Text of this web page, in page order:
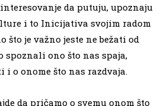
da putuju, upoznaju
i to Inicijativa svojim radom
što je važno jeste ne bežati od
spoznali ono što nas spaja,
i o onome što nas razdvaja.
da pričamo o svemu onom što